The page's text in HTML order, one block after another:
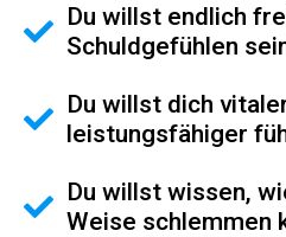
Du willst endlich
Schuldgefühlen
Du willst dich
leistungsfähiger
Du willst wissen,
Weise schlemmen